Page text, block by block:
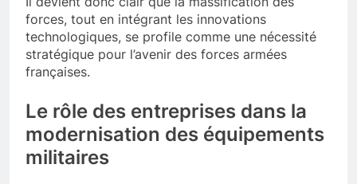
Il devient donc clair que la massification des
forces, tout en intégrant les innovations
technologiques, se profile comme une nécessité
stratégique pour l’avenir des forces armées
Le rôle des entreprises dans la
modernisation des équipements
militaires